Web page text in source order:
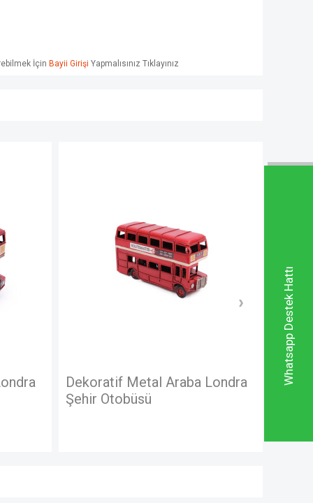
Whatsapp Destek Hattı
İçin Bayii Girişi Yapmalısınız Tıklayınız
Londra
Dekoratif Metal Araba Londra
Şehir Otobüsü Kalemlik